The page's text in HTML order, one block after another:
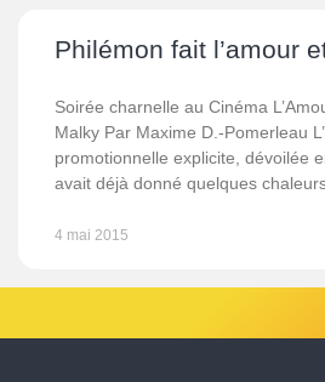
Philémon fait l’amour
Soirée charnelle au Cinéma
Malky Par Maxime D.-Pomerleau
promotionnelle explicite, dévoilée
avait déjà donné quelques
4 mai 2015